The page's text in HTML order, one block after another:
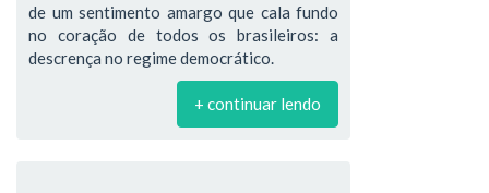
de um sentimento amargo que cala fundo
no coração de todos os brasileiros: a
descrença no regime democrático.
+ continuar lendo